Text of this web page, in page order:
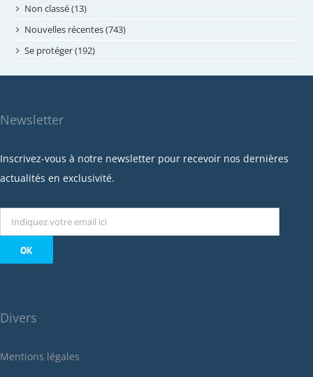
novembre 2023
octobre 2023
septembre 2023
mars 2023
janvier 2023
décembre 2022
octobre 2022
septembre 2022
août 2022
mai 2022
décembre 2021
Non classé (13)
Nouvelles récentes (743)
Se protéger (192)
Newsletter
Inscrivez-vous à notre newsletter pour recevoir nos dernières
actualités en exclusivité.
Divers
Mentions légales